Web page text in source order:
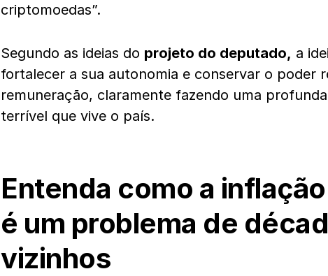
criptomoedas”.
Segundo as ideias do projeto do deputado, a
fortalecer a sua autonomia e conservar o poder
remuneração, claramente fazendo uma
terrível que vive o país.
Entenda como a
é um problema de
vizinhos